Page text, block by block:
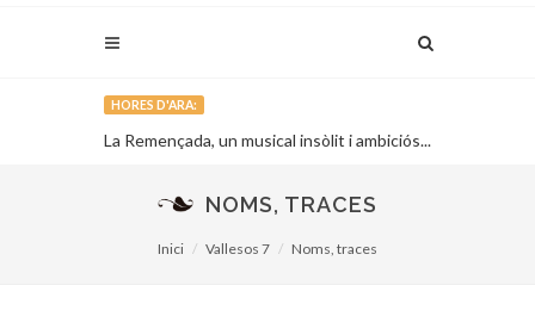
HORES D'ARA:
La Remençada, un musical insòlit i ambiciós...
NOMS, TRACES
Inici Vallesos 7 Noms, traces